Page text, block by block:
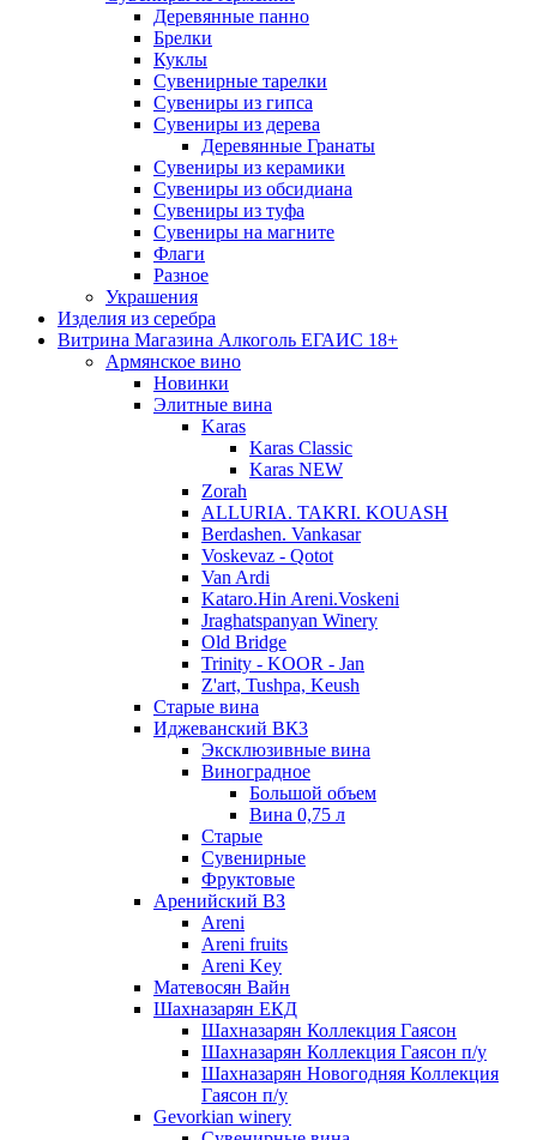
Деревянные панно
Брелки
Куклы
Сувенирные тарелки
Сувениры из гипса
Сувениры из дерева
Деревянные Гранаты
Сувениры из керамики
Сувениры из обсидиана
Сувениры из туфа
Сувениры на магните
Флаги
Разное
Украшения
Изделия из серебра
Витрина Магазина Алкоголь ЕГАИС 18+
Армянское вино
Новинки
Элитные вина
Karas
Karas Classic
Karas NEW
Zorah
ALLURIA. TAKRI. KOUASH
Berdashen. Vankasar
Voskevaz - Qotot
Van Ardi
Kataro.Hin Areni.Voskeni
Jraghatspanyan Winery
Old Bridge
Trinity - KOOR - Jan
Z'art, Tushpa, Keush
Старые вина
Иджеванский ВК3
Эксклюзивные вина
Виноградное
Большой объем
Вина 0,75 л
Старые
Сувенирные
Фруктовые
Аренийский ВЗ
Areni
Areni fruits
Areni Key
Матевосян Вайн
Шахназарян ЕКД
Шахназарян Коллекция Гаясон
Шахназарян Коллекция Гаясон п/у
Шахназарян Новогодняя Коллекция
Гаясон п/у
Gevorkian winery